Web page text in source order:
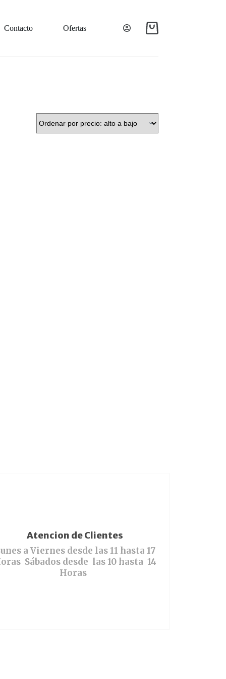
Contacto Ofertas
Atencion de Clientes
a Viernes desde las 11 hasta 17
Sábados desde las 10 hasta 14
Horas